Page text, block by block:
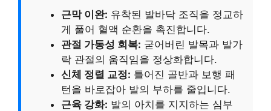
근막 이완: 유착된 발바닥 조직을 정교하
게 풀어 혈액 순환을 촉진합니다.
관절 가동성 회복: 굳어버린 발목과 발가
락 관절의 움직임을 정상화합니다.
신체 정렬 교정: 틀어진 골반과 보행 패
턴을 바로잡아 발의 부하를 줄입니다.
근육 강화: 발의 아치를 지지하는 심부